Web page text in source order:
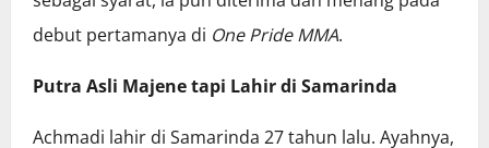
debut pertamanya di One Pride MMA.
Putra Asli Majene tapi Lahir di Samarinda
Achmadi lahir di Samarinda 27 tahun lalu. Ayahnya,